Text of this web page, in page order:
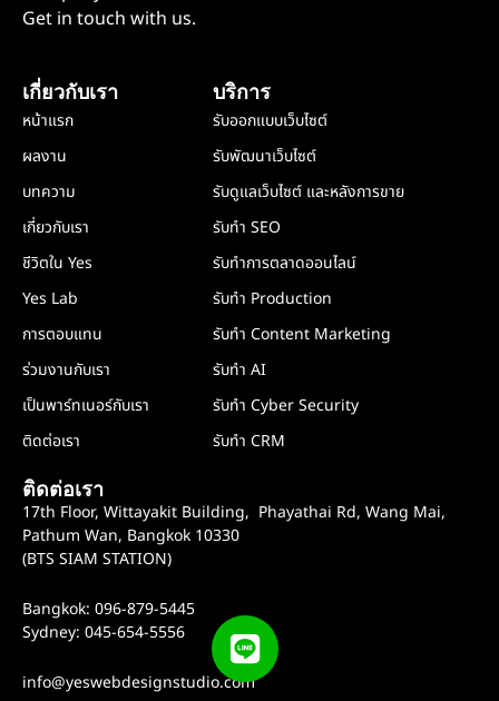
Get in touch with us.
เกี่ยวกับเรา
หน้าแรก
ผลงาน
บทความ
เกี่ยวกับเรา
ชีวิตใน Yes
Yes Lab
การตอบแทน
ร่วมงานกับเรา
เป็นพาร์ทเนอร์กับเรา
ติดต่อเรา
บริการ
รับออกแบบเว็บไซต์
รับพัฒนาเว็บไซต์
รับดูแลเว็บไซต์ และหลังการขาย
รับทำ SEO
รับทำการตลาดออนไลน์
รับทำ Production
รับทำ Content Marketing
รับทำ AI
รับทำ Cyber Security
รับทำ CRM
ติดต่อเรา
17th Floor, Wittayakit Building, Phayathai Rd, Wang Mai,
Pathum Wan, Bangkok 10330
(BTS SIAM STATION)
Bangkok: 096-879-5445
Sydney: 045-654-5556
info@yeswebdesignstudio.com